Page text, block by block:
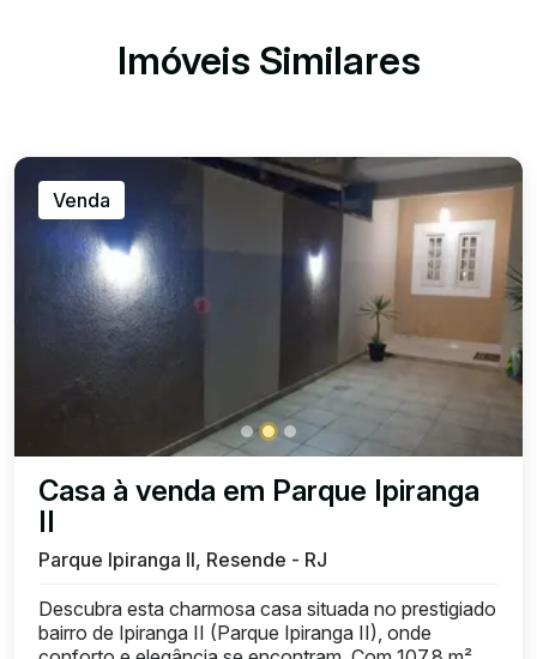
Imóveis Similares
Venda
Casa à venda em Parque Ipiranga
II
Parque Ipiranga II, Resende - RJ
Descubra esta charmosa casa situada no prestigiado
bairro de Ipiranga II (Parque Ipiranga II), onde